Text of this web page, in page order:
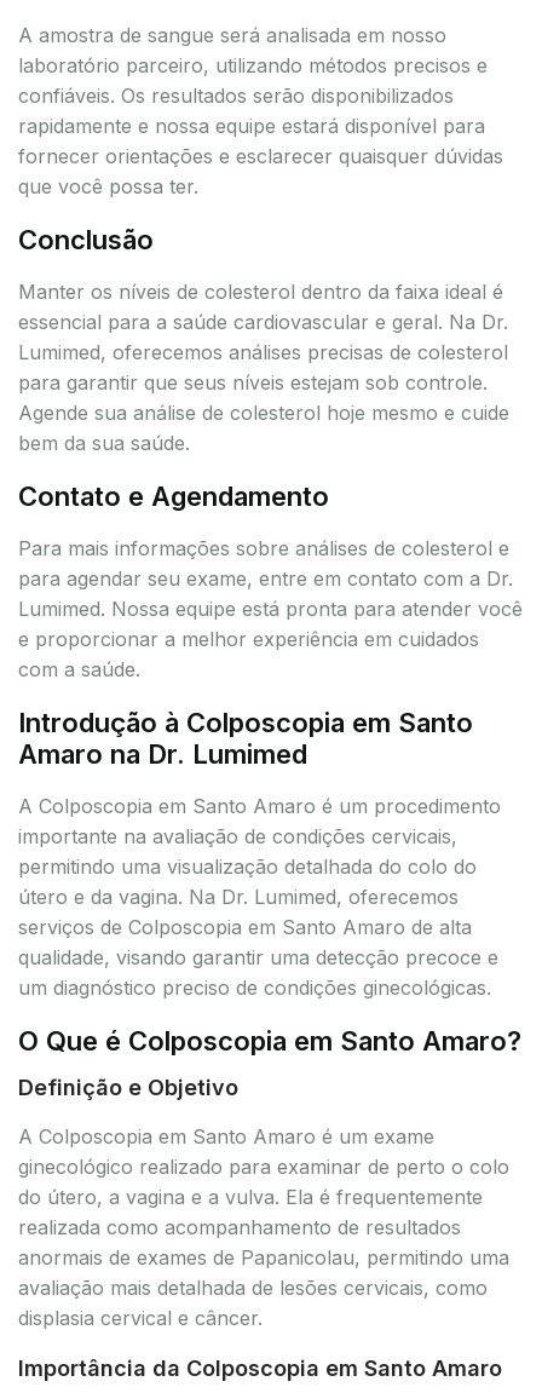
A amostra de sangue será analisada em nosso
laboratório parceiro, utilizando métodos precisos e
confiáveis. Os resultados serão disponibilizados
rapidamente e nossa equipe estará disponível para
fornecer orientações e esclarecer quaisquer dúvidas
que você possa ter.
Conclusão
Manter os níveis de colesterol dentro da faixa ideal é
essencial para a saúde cardiovascular e geral. Na Dr.
Lumimed, oferecemos análises precisas de colesterol
para garantir que seus níveis estejam sob controle.
Agende sua análise de colesterol hoje mesmo e cuide
bem da sua saúde.
Contato e Agendamento
Para mais informações sobre análises de colesterol e
para agendar seu exame, entre em contato com a Dr.
Lumimed. Nossa equipe está pronta para atender você
e proporcionar a melhor experiência em cuidados
com a saúde.
Introdução à Colposcopia em Santo
Amaro na Dr. Lumimed
A Colposcopia em Santo Amaro é um procedimento
importante na avaliação de condições cervicais,
permitindo uma visualização detalhada do colo do
útero e da vagina. Na Dr. Lumimed, oferecemos
serviços de Colposcopia em Santo Amaro de alta
qualidade, visando garantir uma detecção precoce e
um diagnóstico preciso de condições ginecológicas.
O Que é Colposcopia em Santo Amaro?
Definição e Objetivo
A Colposcopia em Santo Amaro é um exame
ginecológico realizado para examinar de perto o colo
do útero, a vagina e a vulva. Ela é frequentemente
realizada como acompanhamento de resultados
anormais de exames de Papanicolau, permitindo uma
avaliação mais detalhada de lesões cervicais, como
displasia cervical e câncer.
Importância da Colposcopia em Santo Amaro